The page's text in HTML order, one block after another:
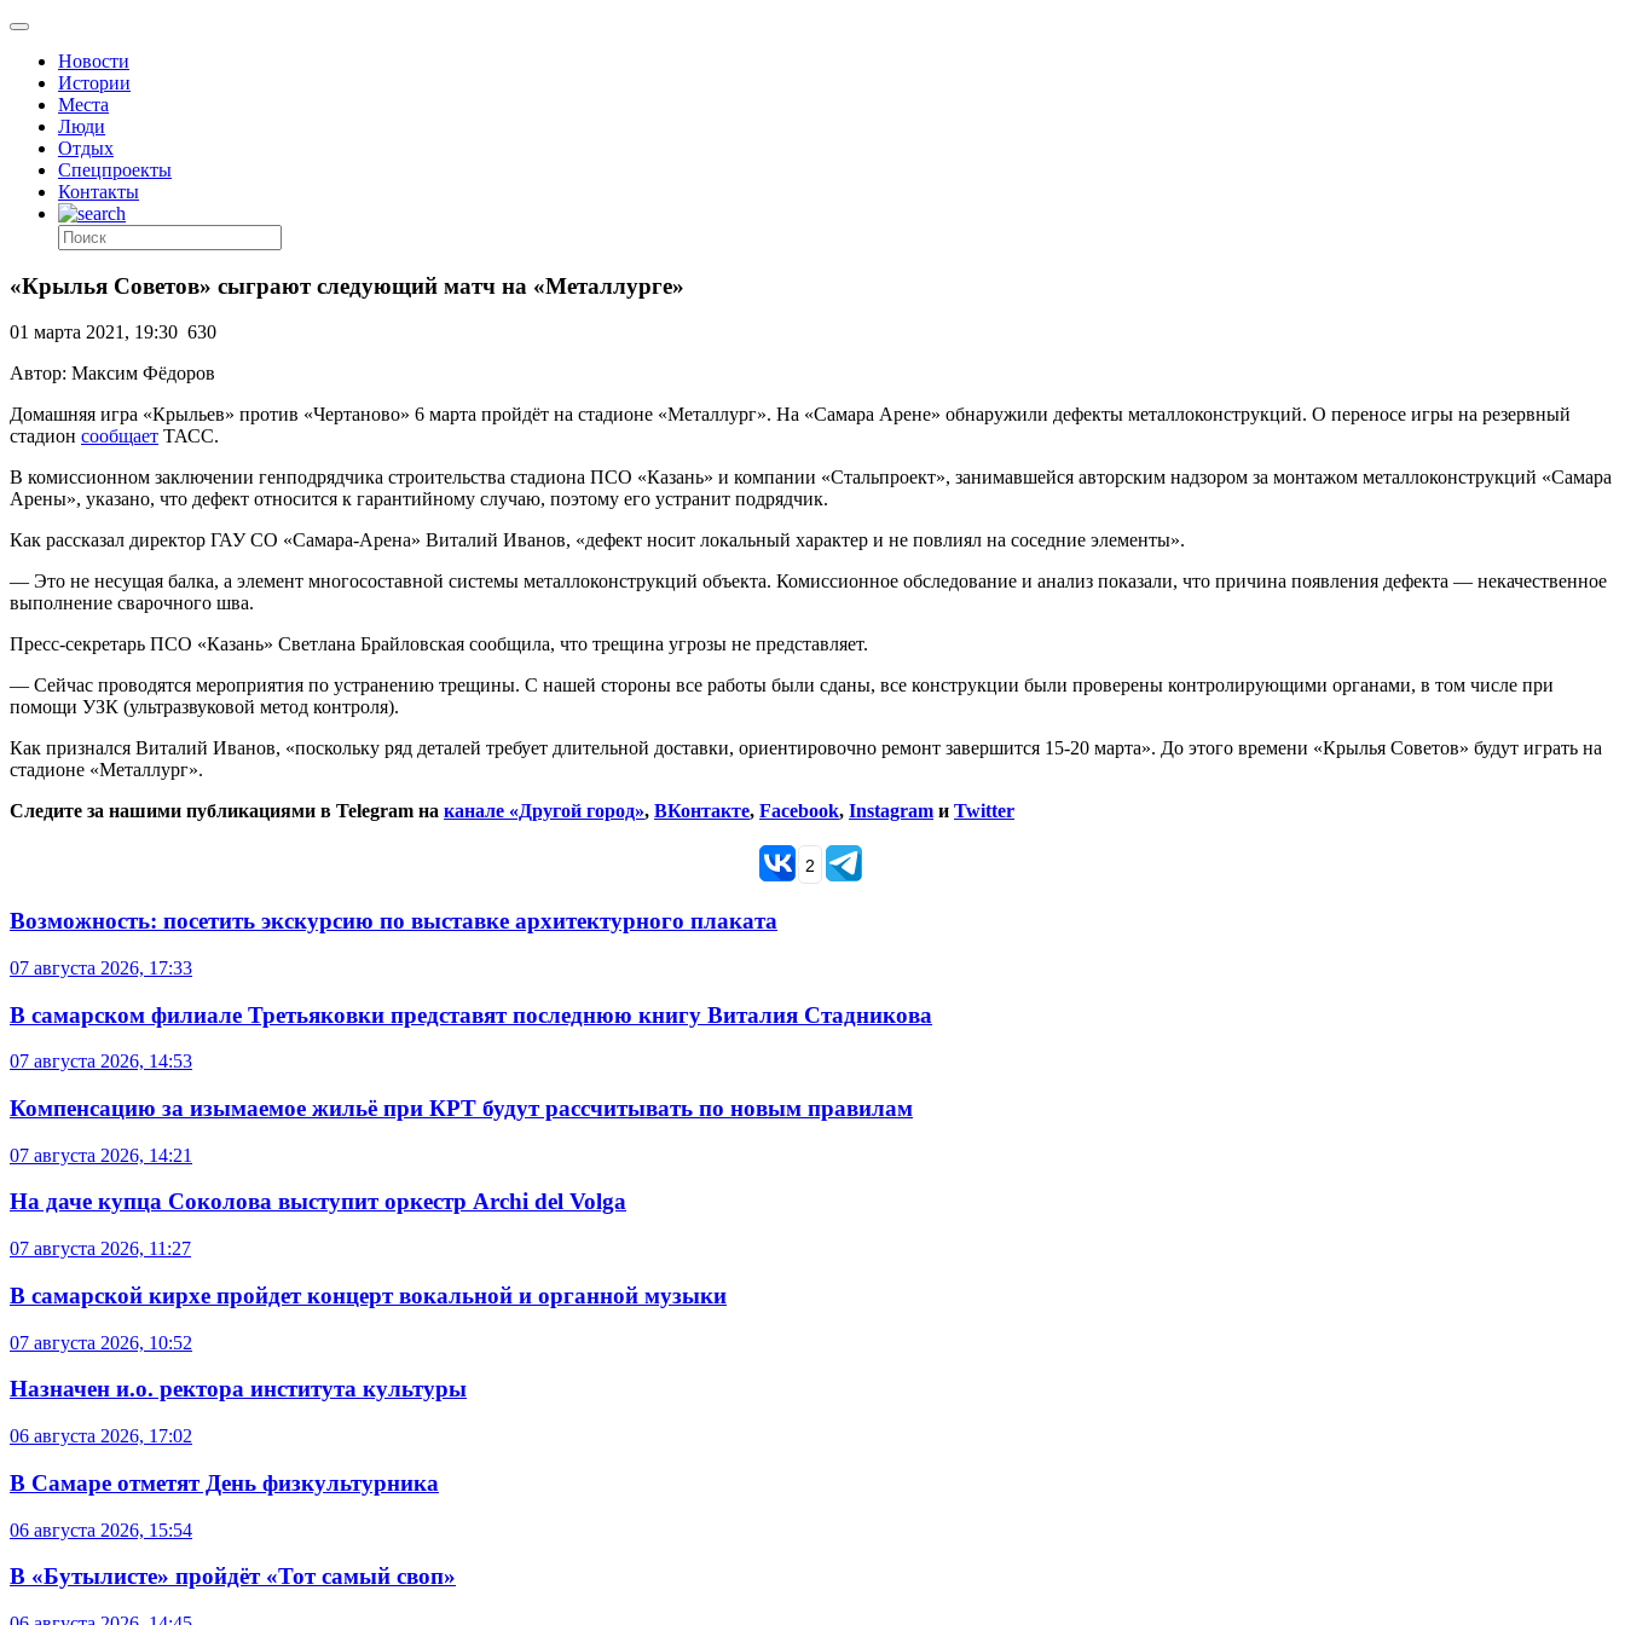
Новости
Истории
Места
Люди
Отдых
Спецпроекты
Контакты
«Крылья Советов» сыграют следующий матч на «Металлурге»
01 марта 2021, 19:30 630
Автор: Максим Фёдоров
Домашняя игра «Крыльев» против «Чертаново» 6 марта пройдёт на стадионе «Металлург». На «Самара Арене» обнаружили дефекты металлоконструкций. О переносе игры на резервный
стадион сообщает ТАСС.
В комиссионном заключении генподрядчика строительства стадиона ПСО «Казань» и компании «Стальпроект», занимавшейся авторским надзором за монтажом металлоконструкций «Самара
Арены», указано, что дефект относится к гарантийному случаю, поэтому его устранит подрядчик.
Как рассказал директор ГАУ СО «Самара-Арена» Виталий Иванов, «дефект носит локальный характер и не повлиял на соседние элементы».
— Это не несущая балка, а элемент многосоставной системы металлоконструкций объекта. Комиссионное обследование и анализ показали, что причина появления дефекта — некачественное
выполнение сварочного шва.
Пресс-секретарь ПСО «Казань» Светлана Брайловская сообщила, что трещина угрозы не представляет.
— Сейчас проводятся мероприятия по устранению трещины. С нашей стороны все работы были сданы, все конструкции были проверены контролирующими органами, в том числе при
помощи УЗК (ультразвуковой метод контроля).
Как признался Виталий Иванов, «поскольку ряд деталей требует длительной доставки, ориентировочно ремонт завершится 15-20 марта». До этого времени «Крылья Советов» будут играть на
стадионе «Металлург».
Следите за нашими публикациями в Telegram на канале «Другой город», ВКонтакте, Facebook, Instagram и Twitter
2
Возможность: посетить экскурсию по выставке архитектурного плаката
07 августа 2026, 17:33
В самарском филиале Третьяковки представят последнюю книгу Виталия Стадникова
07 августа 2026, 14:53
Компенсацию за изымаемое жильё при КРТ будут рассчитывать по новым правилам
07 августа 2026, 14:21
На даче купца Соколова выступит оркестр Archi del Volga
07 августа 2026, 11:27
В самарской кирхе пройдет концерт вокальной и органной музыки
07 августа 2026, 10:52
Назначен и.о. ректора института культуры
06 августа 2026, 17:02
В Самаре отметят День физкультурника
06 августа 2026, 15:54
В «Бутылисте» пройдёт «Тот самый своп»